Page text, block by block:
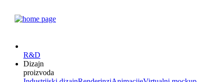
R&D
Dizajn
proizvoda